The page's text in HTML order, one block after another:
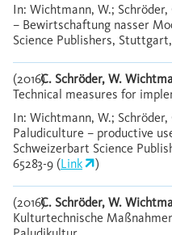
In: Wichtmann, W.;
– Bewirtschaftung nasser
Science Publishers,
(2016)C. Schröder, W.
Technical measures for
In: Wichtmann, W.;
Paludiculture – productive
Schweizerbart Science
65283-9 (Link )
(2016)C. Schröder, W.
Kulturtechnische